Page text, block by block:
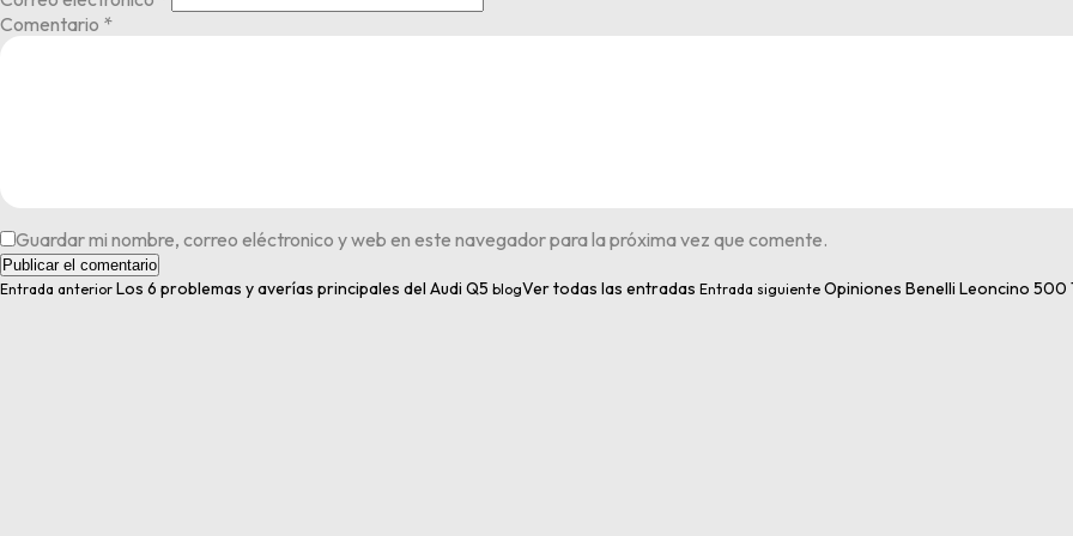
Comentario *
Guardar mi nombre, correo eléctronico y web en este navegador para la próxima vez que comente.
Entrada anterior Los 6 problemas y averías principales del Audi Q5 blogVer todas las entradas Entrada siguiente Opiniones Benelli Leoncino 500